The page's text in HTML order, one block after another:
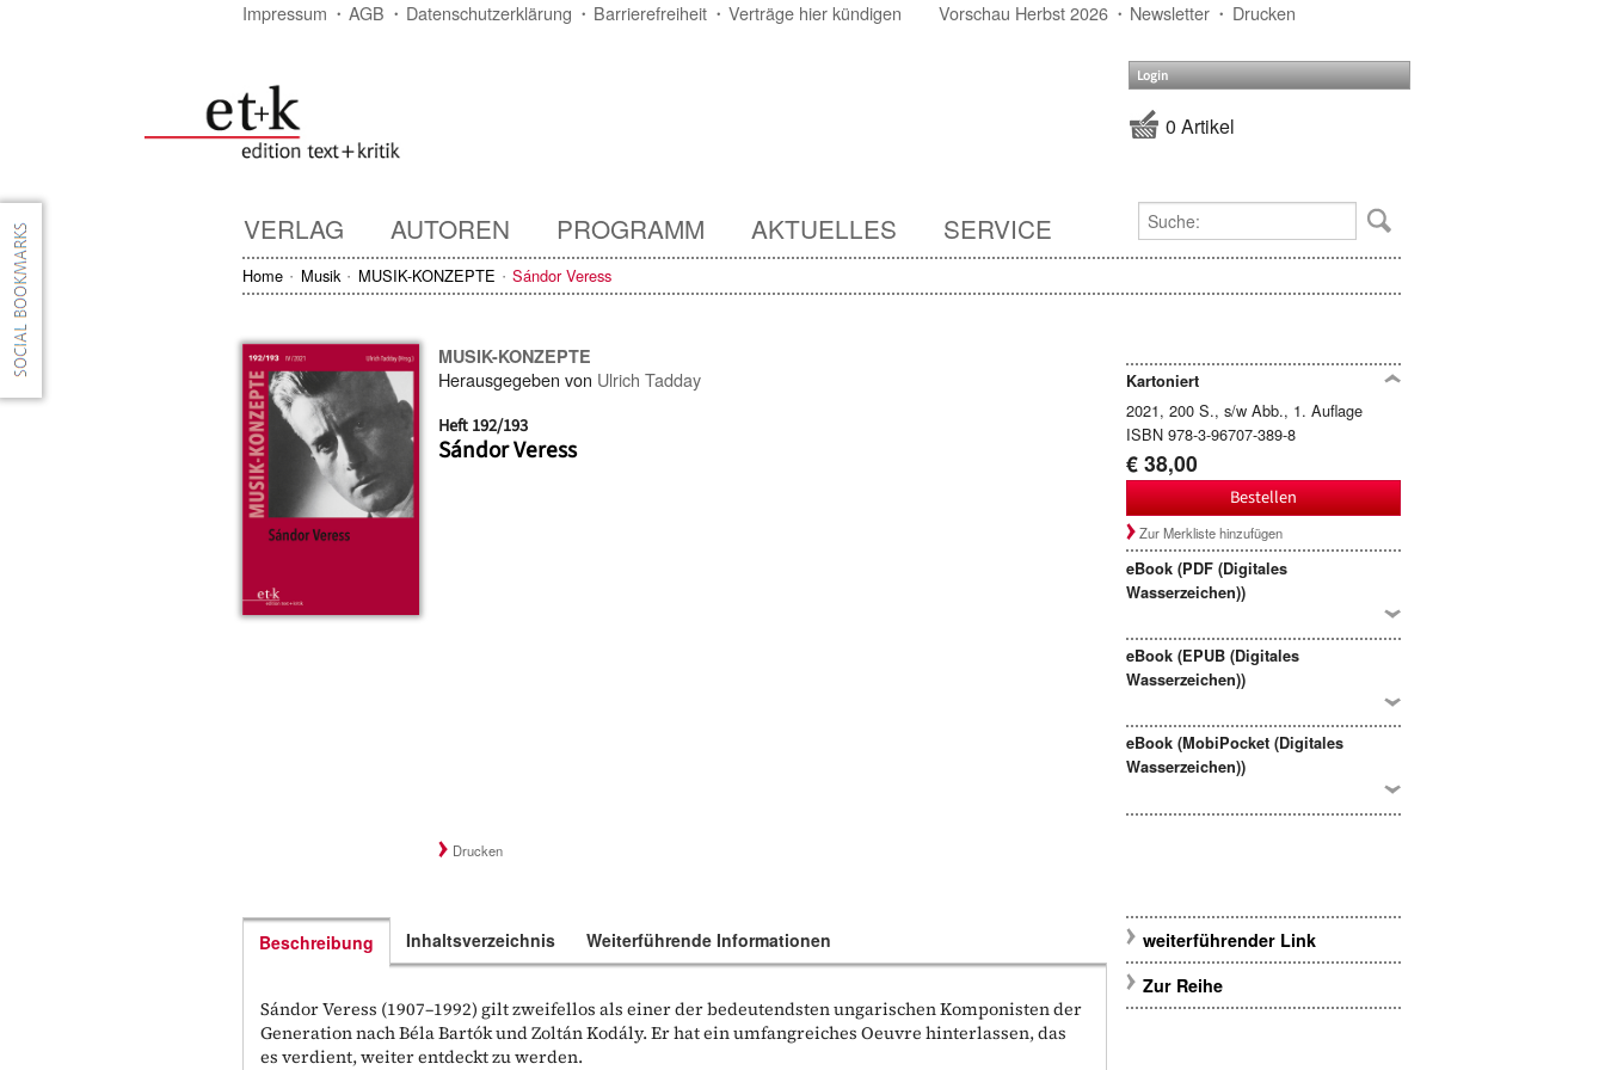
Impressum AGB Datenschutzerklärung Barrierefreiheit Verträge hier kündigen Vorschau Herbst 2026 Newsletter Drucken
Login
0 Artikel
VERLAG AUTOREN PROGRAMM AKTUELLES SERVICE
Home Musik MUSIK-KONZEPTE Sándor Veress
MUSIK-KONZEPTE
Herausgegeben von Ulrich Tadday
Heft 192/193
Sándor Veress
Kartoniert
2021, 200 S., s/w Abb., 1. Auflage
ISBN 978-3-96707-389-8
€ 38,00
Bestellen
Zur Merkliste hinzufügen
eBook (PDF (Digitales
Wasserzeichen))
eBook (EPUB (Digitales
Wasserzeichen))
eBook (MobiPocket (Digitales
Wasserzeichen))
Drucken
Beschreibung
Sándor Veress (1907–1992) gilt zweifellos als einer der bedeutendsten ungarischen Komponisten der
Generation nach Béla Bartók und Zoltán Kodály. Er hat ein umfangreiches Oeuvre hinterlassen, das
es verdient, weiter entdeckt zu werden.
Inhaltsverzeichnis Weiterführende Informationen
weiterführender Link
Zur Reihe